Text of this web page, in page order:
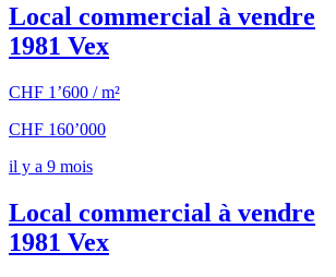
Local commercial à vendre
1981 Vex
CHF 1’600 / m²
CHF 160’000
il y a 9 mois
Local commercial à vendre
1981 Vex